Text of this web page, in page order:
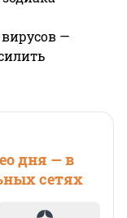
—
дня — в
сетях